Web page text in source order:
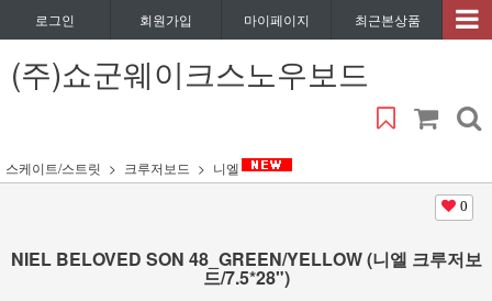
로그인 회원가입 마이페이지 최근본상품
(주)쇼군웨이크스노우보드
스케이트/스트릿 크루저보드 니엘
0
NIEL BELOVED SON 48_GREEN/YELLOW (니엘 크루저보
드/7.5*28")